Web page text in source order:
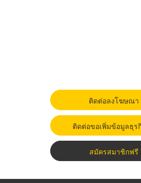
ติดต่อลงโฆษณา
ติดต่อขอเพิ่มข้อมูลธุร
สมัครสมาชิกฟรี